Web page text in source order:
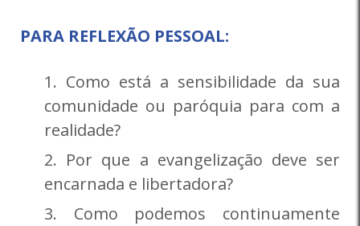
PARA REFLEXÃO PESSOAL:
Como está a sensibilidade da sua
comunidade ou paróquia para com a
realidade?
Por que a evangelização deve ser
encarnada e libertadora?
Como podemos continuamente